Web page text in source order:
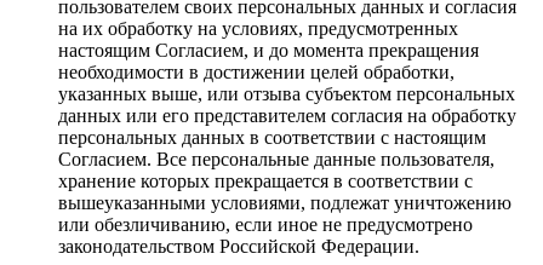
пользователем своих персональных данных и согласия
на их обработку на условиях, предусмотренных
настоящим Согласием, и до момента прекращения
необходимости в достижении целей обработки,
указанных выше, или отзыва субъектом персональных
данных или его представителем согласия на обработку
персональных данных в соответствии с настоящим
Согласием. Все персональные данные пользователя,
хранение которых прекращается в соответствии с
вышеуказанными условиями, подлежат уничтожению
или обезличиванию, если иное не предусмотрено
законодательством Российской Федерации.